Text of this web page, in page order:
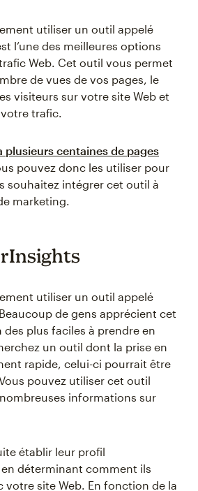
utiliser un outil appelé
l’une des meilleures options
Web. Cet outil vous permet
de vues de vos pages, le
visiteurs sur votre site Web et
trafic.
plusieurs centaines de pages
pouvez donc les utiliser pour
souhaitez intégrer cet outil à
marketing.
utiliser un outil appelé
de gens apprécient cet
des plus faciles à prendre en
un outil dont la prise en
rapide, celui-ci pourrait être
pouvez utiliser cet outil
informations sur
établir leur profil
déterminant comment ils
votre site Web. En fonction de la